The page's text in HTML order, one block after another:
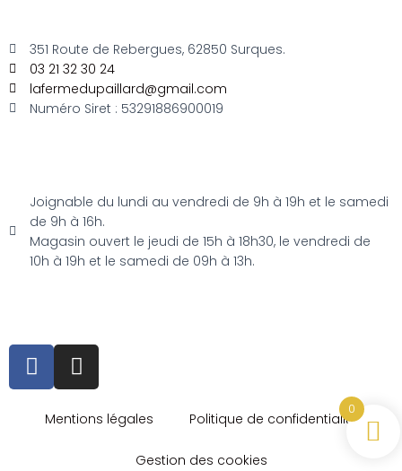
351 Route de Rebergues, 62850 Surques.
03 21 32 30 24
lafermedupaillard@gmail.com
Numéro Siret : 53291886900019
Joignable du lundi au vendredi de 9h à 19h et le samedi
de 9h à 16h.
Magasin ouvert le jeudi de 15h à 18h30, le vendredi de
10h à 19h et le samedi de 09h à 13h.
Mentions légales Politique de confidentialité
Gestion des cookies
0